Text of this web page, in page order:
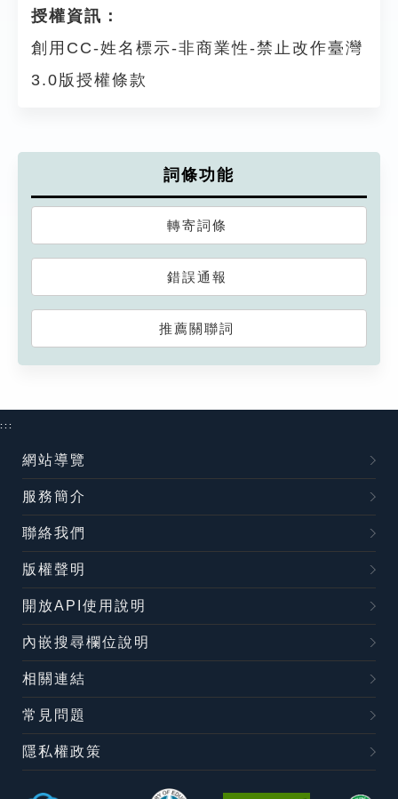
授權資訊：
創用CC-姓名標示-非商業性-禁止改作臺灣
3.0版授權條款
詞條功能
轉寄詞條
錯誤通報
推薦關聯詞
:::
網站導覽
服務簡介
聯絡我們
版權聲明
開放API使用說明
內嵌搜尋欄位說明
相關連結
常見問題
隱私權政策